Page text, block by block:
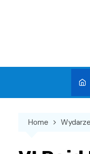
Home